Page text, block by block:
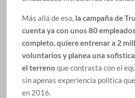
Más allá de eso, la campaña de
cuenta ya con unos 80
completo, quiere entrenar a 2
voluntarios y planea una
el terreno que contrasta con el
sin apenas experiencia política
en 2016.